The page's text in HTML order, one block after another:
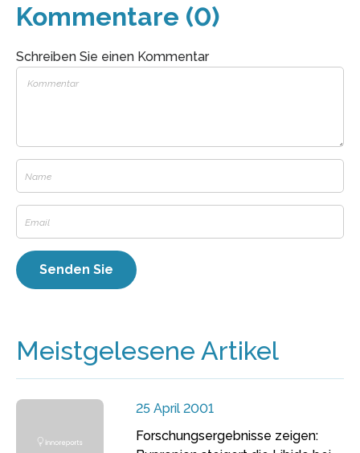
Kommentare (0)
Schreiben Sie einen Kommentar
Meistgelesene Artikel
25 April 2001
Forschungsergebnisse zeigen: